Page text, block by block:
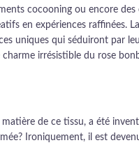
cocooning ou encore des
en expériences raffinées.
uniques qui séduiront par
irrésistible du rose
de ce tissu, a été
Ironiquement, il est